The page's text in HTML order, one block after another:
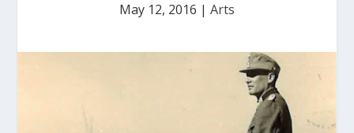
May 12, 2016 | Arts